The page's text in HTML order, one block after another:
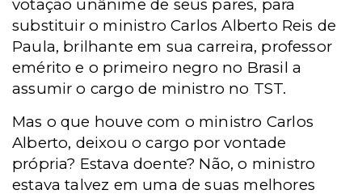
votação unânime de seus pares, para
substituir o ministro Carlos Alberto Reis de
Paula, brilhante em sua carreira, professor
emérito e o primeiro negro no Brasil a
assumir o cargo de ministro no TST.
Mas o que houve com o ministro Carlos
Alberto, deixou o cargo por vontade
própria? Estava doente? Não, o ministro
estava talvez em uma de suas melhores